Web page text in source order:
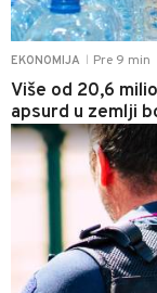
EKONOMIJA Pre 9 min
Više od 20,6
apsurd u zemlji